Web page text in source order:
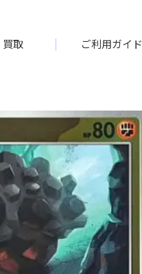
買取 ご利用ガイド